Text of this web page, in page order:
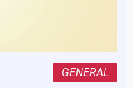
GENERAL